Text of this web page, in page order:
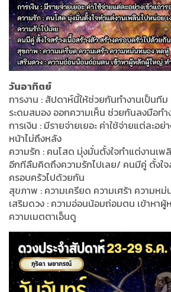
วันอาทิตย์
การงาน : สัปดาห์นี้ให้ช่วยกันทำงานเป็นที
ระดมสมอง ออกความเห็น ช่วยกันลงมือทำ
การเงิน : มีรายจ่ายเยอะ ค่าใช้จ่ายแต่ละอย่
หน้าไม่ถึงหลัง
ความรัก : คนโสด มุ่งมั่นตั้งใจทำแต่งานเพ
อีกทีลืมคิดถึงความรักไปเลย/ คนมีคู่ ตั้งใจ
ครอบครัวไปด้วยกัน
สุขภาพ : ความเครียด ความเศร้า ความห
เสริมดวง : ความอ่อนน้อมถ่อมตน เข้าหา
ความเมตตาเอ็นดู